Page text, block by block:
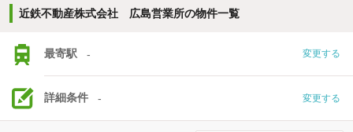
近鉄不動産株式会社 広島営業所の物件一覧
最寄駅 - 変更する
詳細条件 - 変更する